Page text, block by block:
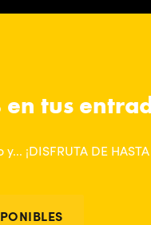
en tus
¡DISFRUTA DE